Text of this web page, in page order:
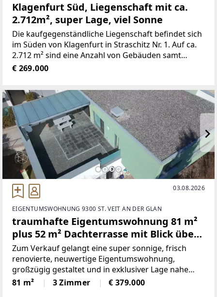
Klagenfurt Süd, Liegenschaft mit ca.
2.712m², super Lage, viel Sonne
Die kaufgegenständliche Liegenschaft befindet sich
im Süden von Klagenfurt in Straschitz Nr. 1. Auf ca.
2.712 m² sind eine Anzahl von Gebäuden samt
Wohnhaus. Die vorhandenen Gebäude sind
€ 269.000
03.08.2026
EIGENTUMSWOHNUNG 9300 ST. VEIT AN DER GLAN
traumhafte Eigentumswohnung 81 m²
plus 52 m² Dachterrasse mit Blick über
St. Veit/Glan und Carport
Zum Verkauf gelangt eine super sonnige, frisch
renovierte, neuwertige Eigentumswohnung,
großzügig gestaltet und in exklusiver Lage nahe
dem Zentrum der Herzogstadt St. Veit/Glan!Die 81
m² große Wohnung befindet sich im ersten Stock
81 m² 3 Zimmer € 379.000